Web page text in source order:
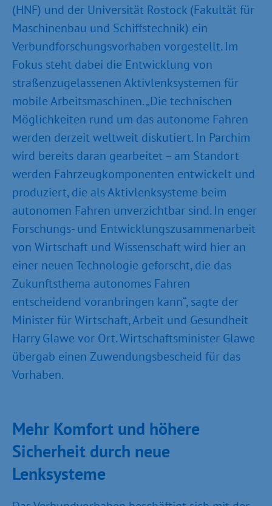
(HNF) und der Universität Rostock (Fakultät für
Maschinenbau und Schiffstechnik) ein
Verbundforschungsvorhaben vorgestellt. Im
Fokus steht dabei die Entwicklung von
straßenzugelassenen Aktivlenksystemen für
mobile Arbeitsmaschinen. „Die technischen
Möglichkeiten rund um das autonome Fahren
werden derzeit weltweit diskutiert. In Parchim
wird bereits daran gearbeitet – am Standort
werden Fahrzeugkomponenten entwickelt und
produziert, die als Aktivlenksysteme beim
autonomen Fahren unverzichtbar sind. In enger
Forschungs- und Entwicklungszusammenarbeit
von Wirtschaft und Wissenschaft wird hier an
einer neuen Technologie geforscht, die das
Zukunftsthema autonomes Fahren
entscheidend voranbringen kann“, sagte der
Minister für Wirtschaft, Arbeit und Gesundheit
Harry Glawe vor Ort. Wirtschaftsminister Glawe
übergab einen Zuwendungsbescheid für das
Vorhaben.
Mehr Komfort und höhere
Sicherheit durch neue
Lenksysteme